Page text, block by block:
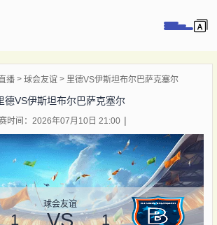
播 球会友谊 里德VS伊斯坦布尔巴萨克塞尔
德VS伊斯坦布尔巴萨克塞尔
时间：2026年07月10日 21:00
球会友谊
1 VS 1